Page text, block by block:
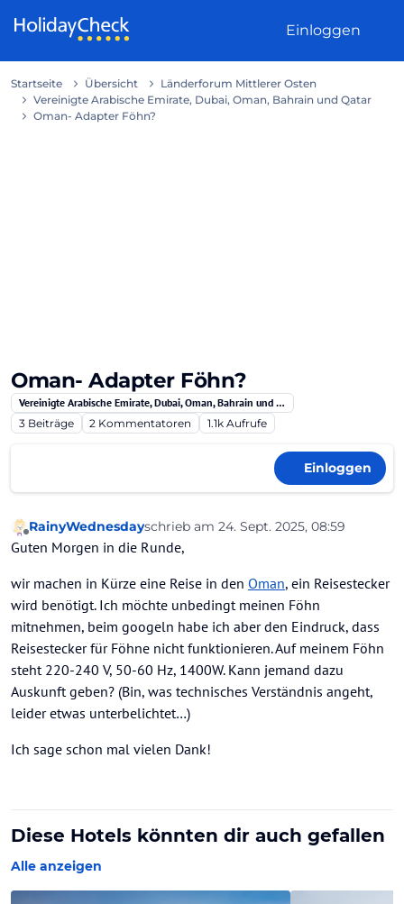
Einloggen
Startseite Übersicht
Länderforum Mittlerer Osten
Vereinigte Arabische Emirate, Dubai, Oman, Bahrain und Qatar
Oman- Adapter Föhn?
Oman- Adapter Föhn?
Vereinigte Arabische Emirate, Dubai, Oman, Bahrain und Qatar
3 Beiträge 2 Kommentatoren 1.1k Aufrufe
Einloggen
Offline
RainyWednesdayschrieb am 24. Sept. 2025, 08:59
zuletzt editiert von
Guten Morgen in die Runde,
wir machen in Kürze eine Reise in den Oman, ein Reisestecker
wird benötigt. Ich möchte unbedingt meinen Föhn
mitnehmen, beim googeln habe ich aber den Eindruck, dass
Reisestecker für Föhne nicht funktionieren. Auf meinem Föhn
steht 220-240 V, 50-60 Hz, 1400W. Kann jemand dazu
Auskunft geben? (Bin, was technisches Verständnis angeht,
leider etwas unterbelichtet…)
Ich sage schon mal vielen Dank!